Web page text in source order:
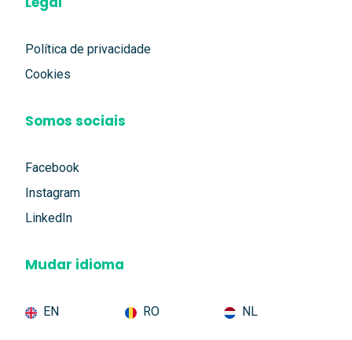
Política de privacidade
Cookies
Somos sociais
Facebook
Instagram
LinkedIn
Mudar idioma
EN RO NL